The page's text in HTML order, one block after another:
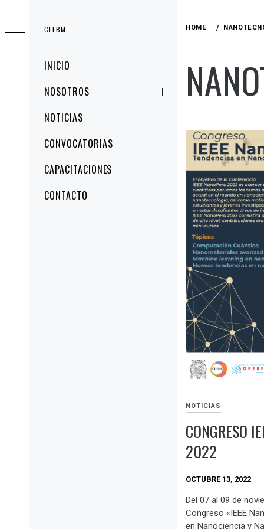
CITBM
INICIO
NOSOTROS
NOTICIAS
CONVOCATORIAS
CAPACITACIONES
CONTACTO
HOME
NOTICIAS
CONGRESO
2022
OCTUBRE 13, 2022
Del 07 al 09 de
Congreso «IEEE
en Nanociencia y